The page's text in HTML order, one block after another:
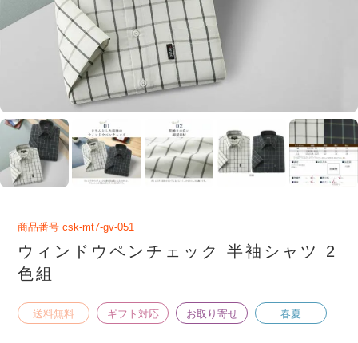
商品番号 csk-mt7-gv-051
ウィンドウペンチェック 半袖シャツ 2
色組
送料無料 ギフト対応 お取り寄せ 春夏